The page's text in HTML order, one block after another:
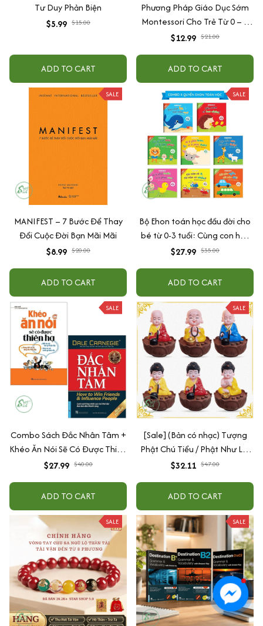
Tư Duy Phản Biện
$5.99 $15.00
ADD TO CART
Phương Pháp Giáo Dục Sớm
Montessori Cho Trẻ Từ 0 – 3
Tuổi
$12.99 $21.00
ADD TO CART
SALE
MANIFEST – 7 Bước Để Thay
Đổi Cuộc Đời Bạn Mãi Mãi
$8.99 $20.00
ADD TO CART
SALE
Bộ Ehon toán học đầu đời cho
bé từ 0-3 tuổi: Cùng con học
toán (song ngữ Việt Anh)
$27.99 $35.00
ADD TO CART
SALE
Combo Sách Đắc Nhân Tâm +
Khéo Ăn Nói Sẽ Có Được Thiên
Hạ
$27.99 $40.00
ADD TO CART
SALE
[Sale] (Bản có nhạc) Tượng
Phật Chú Tiểu / Phật Như Lai
Gõ Mõ Tụng Kinh Có 6 Bài
$32.11 $47.00
ADD TO CART
SALE SALE